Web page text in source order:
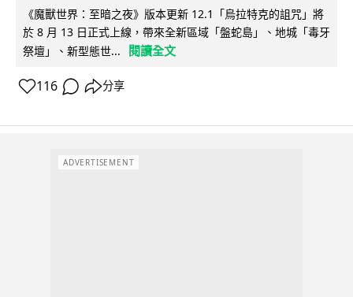
《魔獸世界：至暗之夜》版本更新 12.1「烏拉特克的詛咒」將
於 8 月 13 日正式上線，帶來全新區域「盤蛇島」、地城「毒牙
祭壇」、新型態世...
閱讀全文
116 分享
ADVERTISEMENT